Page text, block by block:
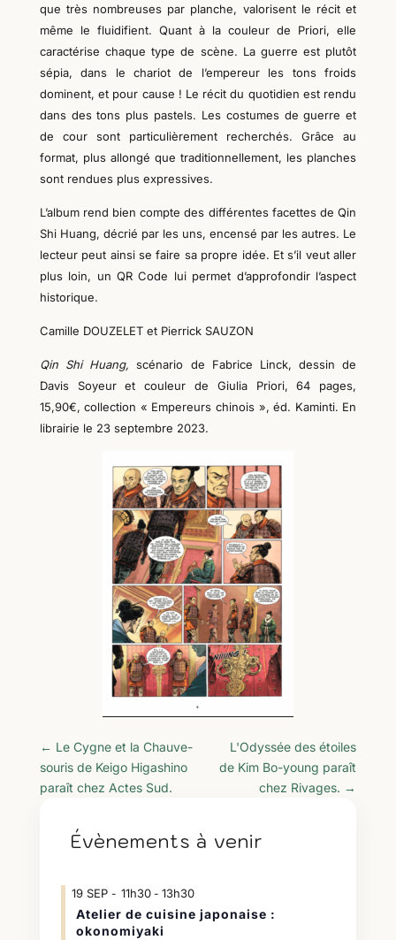
que très nombreuses par planche, valorisent le récit et
même le fluidifient. Quant à la couleur de Priori, elle
caractérise chaque type de scène. Laguerreest plutôt
sépia, dans le chariot de l’empereur les tons froids
dominent, et pour cause ! Le récitdu quotidien est rendu
dans des tons plus pastels. Les costumes de guerre et
de cour sont particulièrement recherchés.Grâce au
format, plus allongé que traditionnellement, les planches
sont rendues plus expressives.
L’album rend bien compte des différentes facettes de Qin
Shi Huang, décrié par les uns, encensé par les autres. Le
lecteur peut ainsise faire sa propre idée. Et s’il veut aller
plus loin, un QR Code lui permet d’approfondir l’aspect
historique.
Camille DOUZELET et Pierrick SAUZON
Qin Shi Huang, scénario de Fabrice Linck, dessin de
Davis Soyeur et couleur de Giulia Priori, 64
pages,
15,90€, collection « Empereurs chinois », éd. Kaminti. En
librairie le 23 septembre 2023.
← Le Cygne et la Chauve-
souris de Keigo Higashino
paraît chez Actes Sud.
L'Odyssée des étoiles
de Kim Bo-young paraît
chez Rivages. →
Évènements à venir
19 SEP 11h30- 13h30
Atelier de cuisine japonaise :
okonomiyaki